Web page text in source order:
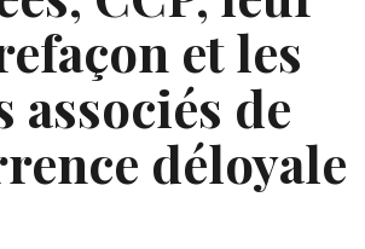
et les
associés de
déloyale